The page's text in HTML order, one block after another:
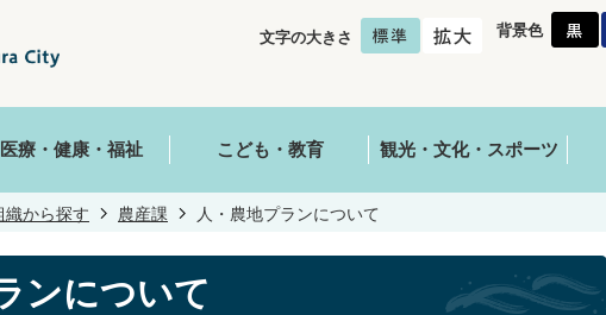
文字の大きさ 背景色
医療・健康・福祉 こども・教育 観光・文化・スポーツ
織から探す 農産課 人・農地プランについて
ンについて